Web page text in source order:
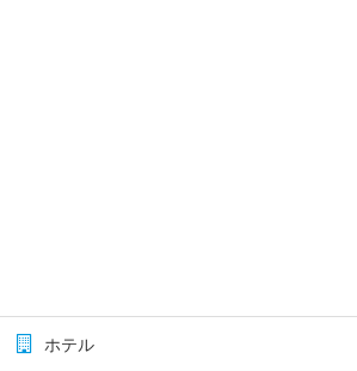
ホテル